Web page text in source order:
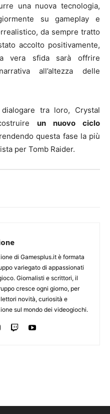
una nuova tecnologia,
su gameplay e
da sempre tratto
accolto positivamente,
vera sfida sarà offrire
all’altezza delle
tra loro, Crystal
un nuovo ciclo
questa fase la più
per Tomb Raider.
di Gamesplus.it è formata
variegato di appassionati
Giornalisti e scrittori, il
cresce ogni giorno, per
novità, curiosità e
sul mondo dei videogiochi.